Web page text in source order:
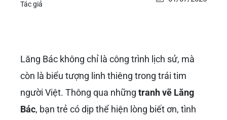
Tác giả
Lăng Bác không chỉ là công trình lịch sử, mà
còn là biểu tượng linh thiêng trong trái tim
người Việt. Thông qua những tranh vẽ Lăng
Bác, bạn trẻ có dịp thể hiện lòng biết ơn, tình